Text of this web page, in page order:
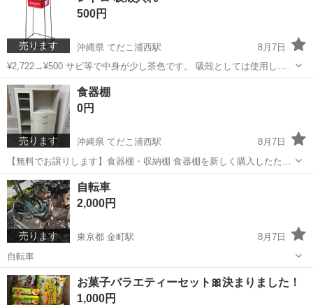
売ります
500円
沖縄県 てだこ浦西駅
8月7日
¥2,722→¥500 サビ等で中身が少し茶色です。 吸殻としては使用して
いないため、無臭です。 山崎産業 コンドル 屋外用灰皿 スモーキング
沖縄 中頭郡 てだこ浦西駅
売ります
食器棚
0円
沖縄県 てだこ浦西駅
8月7日
【無料でお譲りします】食器棚・収納棚 食器棚を新しく購入したた
め、こちらは無料でお譲りいたします😊 ■サイズ ・幅（奥行）：約
39.5cm ・横：約75cm ・高さ：約118cm お箸入れにしていた引き出し
部分の板が少...
沖縄 宜野湾市 てだこ浦西駅
売ります
自転車
2,000円
東京都 金町駅
8月7日
自転車
東京 千代田区 金町駅
お菓子バラエティーセット🎀決まりました！
1,000円